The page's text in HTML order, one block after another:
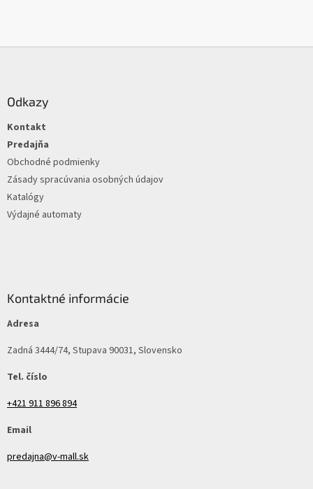
Odkazy
Kontakt
Predajňa
Obchodné podmienky
Zásady spracúvania osobných údajov
Katalógy
Výdajné automaty
Kontaktné informácie
Adresa
Zadná 3444/74, Stupava 90031, Slovensko
Tel. číslo
+421 911 896 894
Email
predajna@v-mall.sk